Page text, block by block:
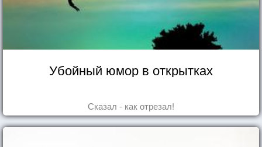
Убойный юмор в открытках
Сказал - как отрезал!